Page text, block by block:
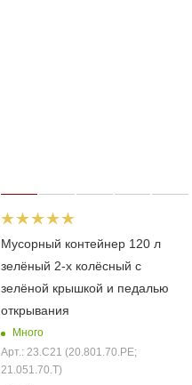
Мусорный контейнер 120 л
зелёный 2-х колёсный с
зелёной крышкой и педалью
открывания
Много
Арт.: 23.C21 (20.801.70.PE;
21.051.70.Т)